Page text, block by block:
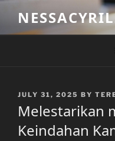
content
POSTED
JULY 31, 2025 BY
Melestarikan
Keindahan